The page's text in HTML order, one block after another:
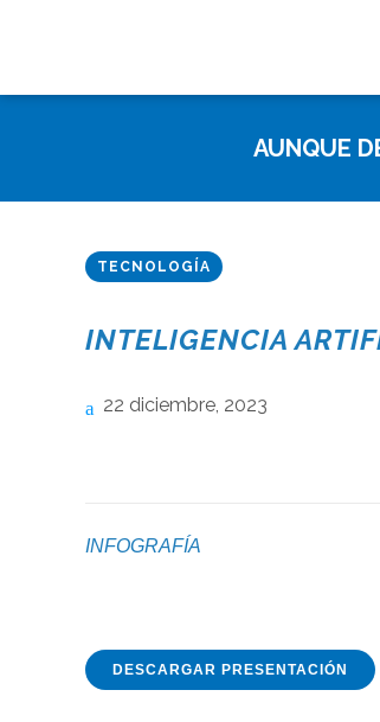
AUNQUE
TECNOLOGÍA
INTELIGENCIA
22 diciembre, 2023
INFOGRAFÍA
DESCARGAR PRESENTACIÓN